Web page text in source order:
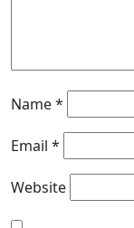
Name*
Email *
Website